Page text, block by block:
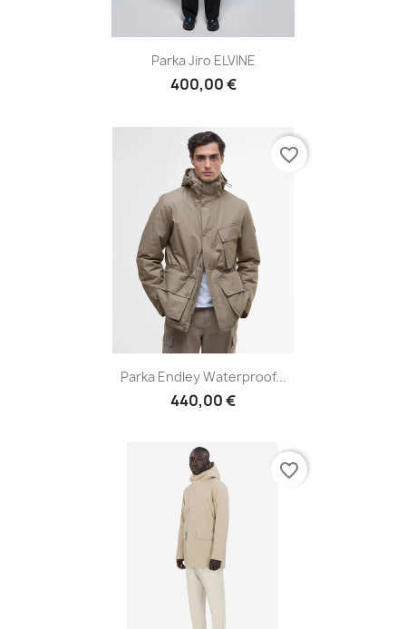
Parka Jiro ELVINE
400,00 €
Parka Endley Waterproof...
440,00 €
favorite_border
favorite_border